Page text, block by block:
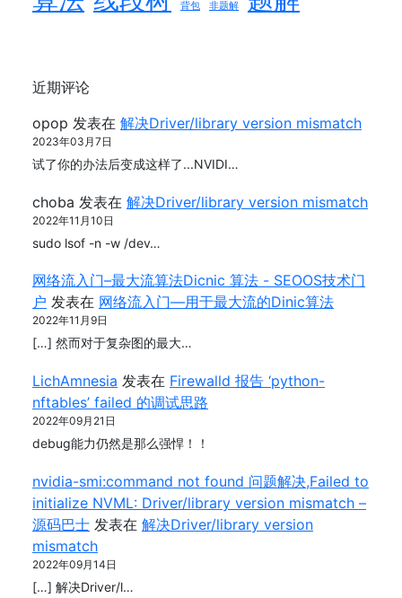
背包 非题解
近期评论
opop 发表在 解决Driver/library version mismatch
2023年03月7日
试了你的办法后变成这样了...NVIDI…
choba 发表在 解决Driver/library version mismatch
2022年11月10日
sudo lsof -n -w /dev…
网络流入门–最大流算法Dicnic 算法 - SEOOS技术门
户 发表在 网络流入门—用于最大流的Dinic算法
2022年11月9日
[…] 然而对于复杂图的最大…
LichAmnesia 发表在 Firewalld 报告 ‘python-
nftables’ failed 的调试思路
2022年09月21日
debug能力仍然是那么强悍！！
nvidia-smi:command not found 问题解决,Failed to
initialize NVML: Driver/library version mismatch –
源码巴士 发表在 解决Driver/library version
mismatch
2022年09月14日
[…] 解决Driver/l…